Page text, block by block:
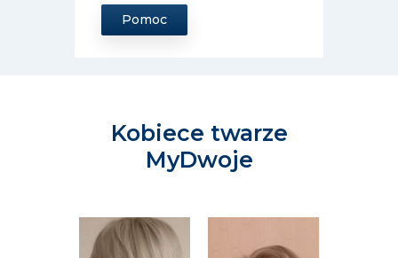
Pomoc
Kobiece twarze
MyDwoje